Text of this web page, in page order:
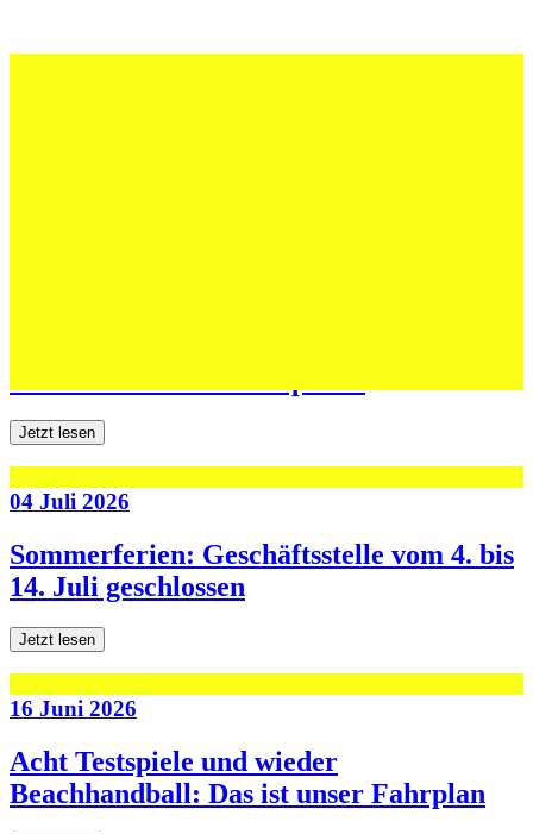
Jetzt lesen
04 Juli 2026
Sommerferien: Geschäftsstelle vom 4. bis
14. Juli geschlossen
Jetzt lesen
16 Juni 2026
Acht Testspiele und wieder
Beachhandball: Das ist unser Fahrplan